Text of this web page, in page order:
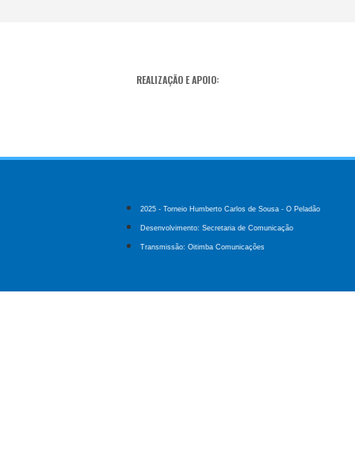
REALIZAÇÃO E APOIO:
2025 - Torneio Humberto Carlos de Sousa - O Peladão
Desenvolvimento: Secretaria de Comunicação
Transmissão: Oitimba Comunicações